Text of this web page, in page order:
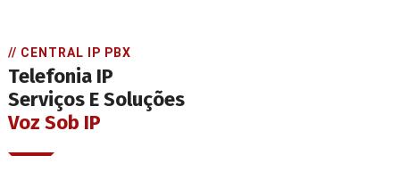
// CENTRAL IP PBX
Telefonia IP
Serviços E Soluções
Voz Sob IP